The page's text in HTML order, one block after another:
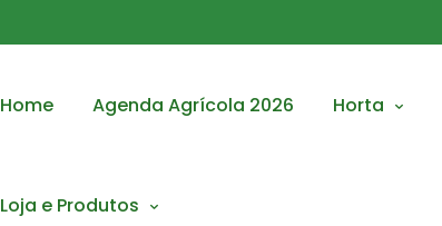
Home Agenda Agrícola 2026 Horta
Loja e Produtos